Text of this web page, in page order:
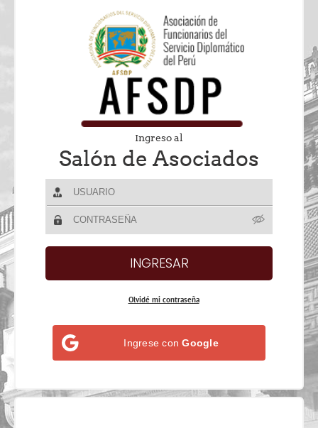
Ingreso al
Salón de Asociados
Olvidé mi contraseña
Ingrese conGoogle